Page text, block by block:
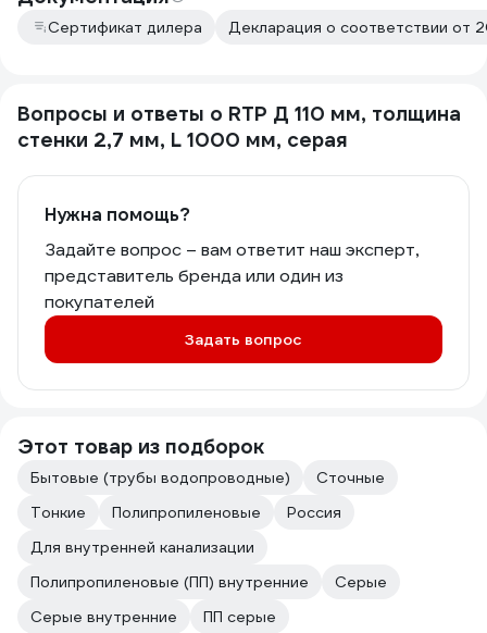
Сертификат дилера Декларация о соответствии от
Вопросы и ответы о RTP Д 110 мм, толщина
стенки 2,7 мм, L 1000 мм, серая
Нужна помощь?
Задайте вопрос – вам ответит наш эксперт,
представитель бренда или один из
покупателей
Задать вопрос
Этот товар из подборок
Бытовые (трубы водопроводные)
Сточные
Тонкие
Полипропиленовые
Россия
Для внутренней канализации
Полипропиленовые (ПП) внутренние
Серые
Серые внутренние
ПП серые